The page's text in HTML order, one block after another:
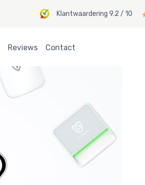
Klantwaardering 9.2 / 10
Reviews Contact